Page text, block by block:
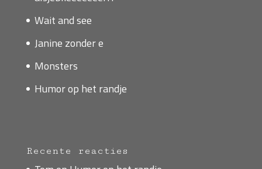
Wait and see
Janine zonder e
Monsters
Humor op het randje
Recente reacties